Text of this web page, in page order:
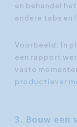
en behandel
andere tabs en
Voorbeeld: In
een rapport
vaste
productiever
3. Bouw een